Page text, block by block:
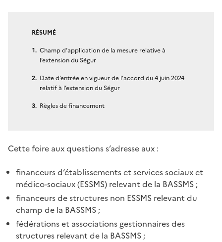
RÉSUMÉ
Champ d’application de la mesure relative à
l’extension du Ségur
Date d’entrée en vigueur de l’accord du 4 juin 2024
relatif à l’extension du Ségur
Règles de financement
Cette foire aux questions s’adresse aux :
financeurs d’établissements et services sociaux et
médico-sociaux (ESSMS) relevant de la BASSMS ;
financeurs de structures non ESSMS relevant du
champ de la BASSMS ;
fédérations et associations gestionnaires des
structures relevant de la BASSMS ;